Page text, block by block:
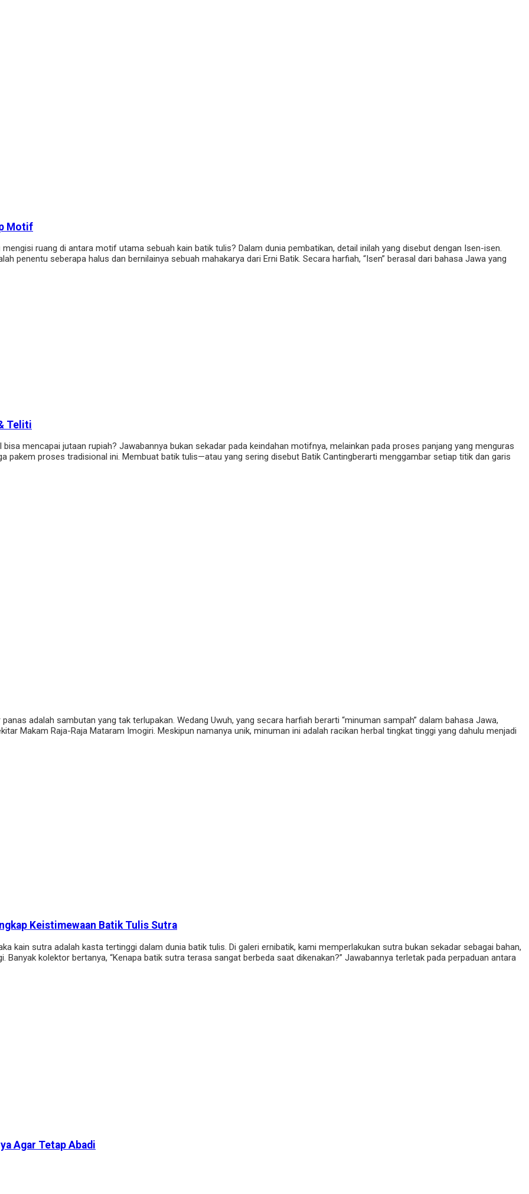
Motif
ruang di antara motif utama sebuah kain batik tulis? Dalam dunia pembatikan, detail inilah yang disebut dengan Isen-isen.
penentu seberapa halus dan bernilainya sebuah mahakarya dari Erni Batik. Secara harfiah, “Isen” berasal dari bahasa Jawa yang
Teliti
mencapai jutaan rupiah? Jawabannya bukan sekadar pada keindahan motifnya, melainkan pada proses panjang yang menguras
pakem proses tradisional ini. Membuat batik tulis—atau yang sering disebut Batik Cantingberarti menggambar setiap titik dan garis
adalah sambutan yang tak terlupakan. Wedang Uwuh, yang secara harfiah berarti “minuman sampah” dalam bahasa Jawa,
Makam Raja-Raja Mataram Imogiri. Meskipun namanya unik, minuman ini adalah racikan herbal tingkat tinggi yang dahulu menjadi
Keistimewaan Batik Tulis Sutra
kain sutra adalah kasta tertinggi dalam dunia batik tulis. Di galeri ernibatik, kami memperlakukan sutra bukan sekadar sebagai bahan,
kolektor bertanya, “Kenapa batik sutra terasa sangat berbeda saat dikenakan?” Jawabannya terletak pada perpaduan antara
Agar Tetap Abadi